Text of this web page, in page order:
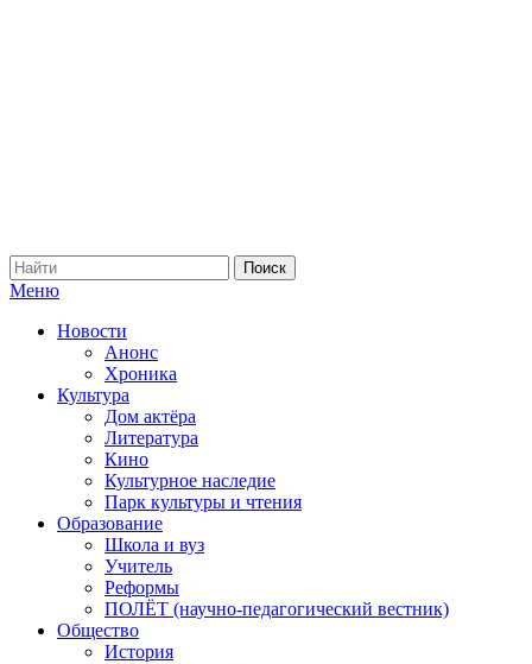
Меню
Новости
Анонс
Хроника
Культура
Дом актёра
Литература
Кино
Культурное наследие
Парк культуры и чтения
Образование
Школа и вуз
Учитель
Реформы
ПОЛЁТ (научно-педагогический вестник)
Общество
История